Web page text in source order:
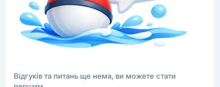
Відгуків та питань ще нема, ви можете стати